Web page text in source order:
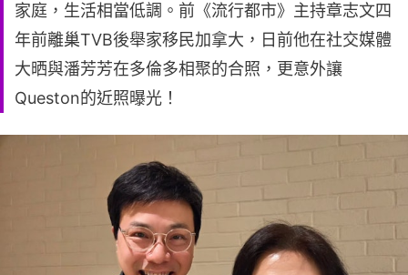
家庭，生活相當低調。前《流行都市》主持章志文四
年前離巢TVB後舉家移民加拿大，日前他在社交媒體
大晒與潘芳芳在多倫多相聚的合照，更意外讓
Queston的近照曝光！